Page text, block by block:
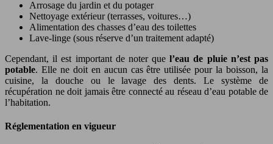
Arrosage du jardin et du potager
Nettoyage extérieur (terrasses, voitures…)
Alimentation des chasses d’eau des toilettes
Lave-linge (sous réserve d’un traitement adapté)
Cependant, il est important de noter quel’eau de pluie n’est pas
potable. Elle ne doit en aucun cas être utilisée pour la boisson, la
cuisine, la douche ou le lavage des dents. Le système de
récupération ne doit jamais être connecté au réseau d’eau potable de
l’habitation.
Réglementation en vigueur